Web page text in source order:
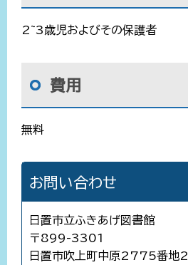
2~3歳児およびその保護者
費用
無料
お問い合わせ
日置市立ふきあげ図書館
〒899-3301
日置市吹上町中原2775番地2